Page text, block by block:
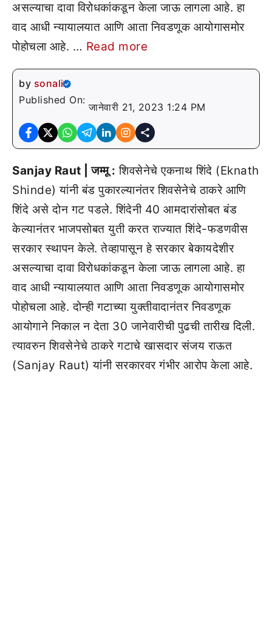
असल्याचा दावा विरोधकांकडून केला जाऊ लागला आहे. हा
वाद आधी न्यायालयात आणि आता निवडणूक आयोगासमोर
पोहोचला आहे. … Read more
by sonali
Published On:
जानेवारी 21, 2023 1:24 PM
Sanjay Raut | जम्मू : शिवसेनेचे एकनाथ शिंदे (Eknath
Shinde) यांनी बंड पुकारल्यानंतर शिवसेनेचे ठाकरे आणि
शिंदे असे दोन गट पडले. शिंदेनी 40 आमदारांसोबत बंड
केल्यानंतर भाजपसोबत युती करत राज्यात शिंदे-फडणवीस
सरकार स्थापन केले. तेव्हापासून हे सरकार बेकायदेशीर
असल्याचा दावा विरोधकांकडून केला जाऊ लागला आहे. हा
वाद आधी न्यायालयात आणि आता निवडणूक आयोगासमोर
पोहोचला आहे. दोन्ही गटाच्या युक्तीवादानंतर निवडणूक
आयोगाने निकाल न देता 30 जानेवारीची पुढची तारीख दिली.
त्यावरुन शिवसेनेचे ठाकरे गटाचे खासदार संजय राऊत
(Sanjay Raut) यांनी सरकारवर गंभीर आरोप केला आहे.